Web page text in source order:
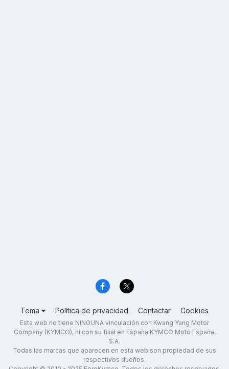
Tema Política de privacidad Contactar Cookies
Esta web no tiene NINGUNA vinculación con Kwang Yang Motor
Company (KYMCO), ni con su filial en España KYMCO Moto España,
S.A.
Todas las marcas que aparecen en esta web son propiedad de sus
respectivos dueños.